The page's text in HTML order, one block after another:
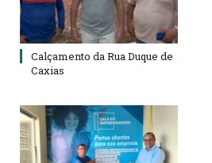
Calçamento da Rua Duque de
Caxias